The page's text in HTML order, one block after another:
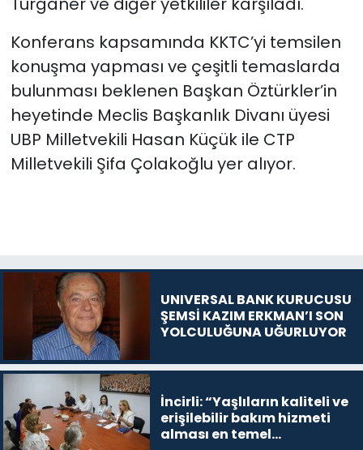
Konferans kapsamında KKTC’yi temsilen
konuşma yapması ve çeşitli temaslarda
bulunması beklenen Başkan Öztürkler’in
heyetinde Meclis Başkanlık Divanı üyesi
UBP Milletvekili Hasan Küçük ile CTP
Milletvekili Şifa Çolakoğlu yer alıyor.
UNIVERSAL BANK KURUCUSU
ŞEMSİ KAZIM ERKMAN’I SON
YOLCULUĞUNA UĞURLUYOR
İncirli: “Yaşlıların kaliteli ve
erişilebilir bakım hizmeti
alması en temel